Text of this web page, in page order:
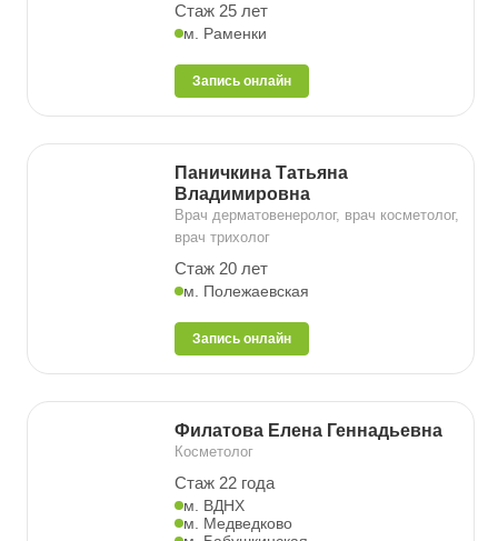
Стаж 25 лет
м. Раменки
Запись онлайн
Паничкина Татьяна
Владимировна
Врач дерматовенеролог, врач косметолог,
врач трихолог
Стаж 20 лет
м. Полежаевская
Запись онлайн
Филатова Елена Геннадьевна
Косметолог
Стаж 22 года
м. ВДНХ
м. Медведково